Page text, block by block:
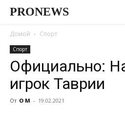
PRONEWS
Домой Спорт
Спорт
Официально:
игрок Таврии
От О М - 19.02.2021